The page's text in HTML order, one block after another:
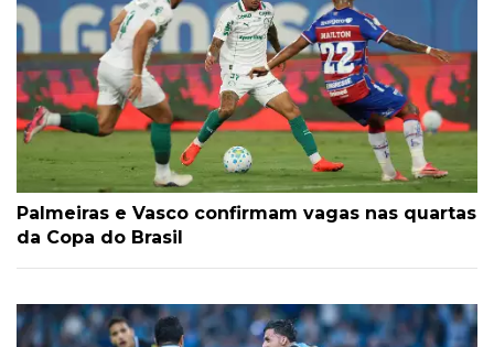
Palmeiras e Vasco confirmam vagas nas quartas
da Copa do Brasil